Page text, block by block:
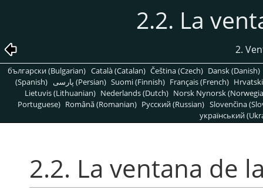
2.2. La
2.
български (Bulgarian) Català (Catalan) Čeština (Czech) Dansk (Danish)
(Spanish)
پارسی (Persian) Suomi (Finnish) Français (French)
Lietuvis (Lithuanian) Nederlands (Dutch) Norsk Nynorsk
Portuguese) Română (Romanian) Pусский (Russian) Slovenčina
український
2.2. La ventana de